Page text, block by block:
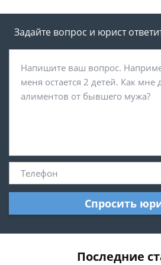
Задайте вопрос и юрист
Спросить
Последние